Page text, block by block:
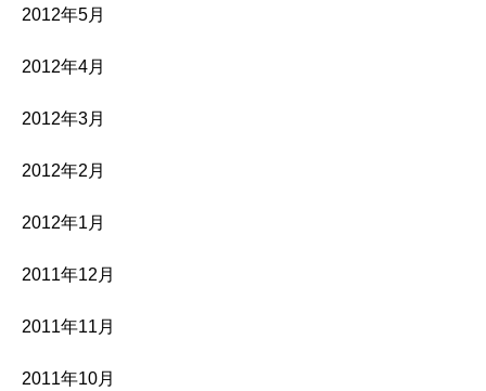
2012年5月
2012年4月
2012年3月
2012年2月
2012年1月
2011年12月
2011年11月
2011年10月